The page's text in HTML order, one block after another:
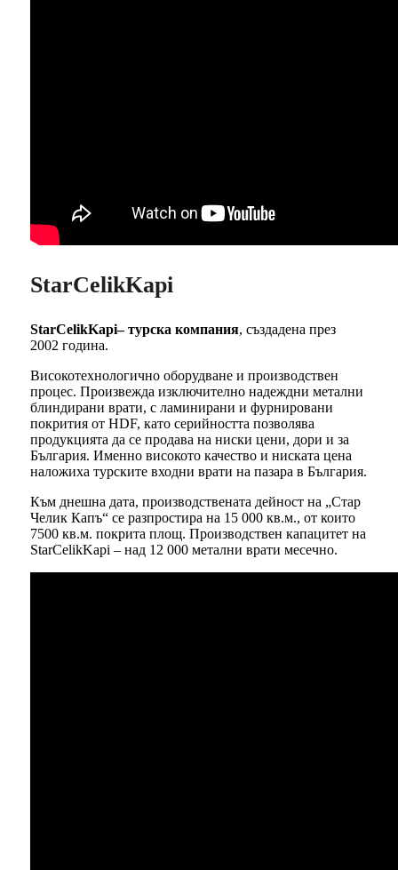
StarCelikKapi
StarCelikKapi– турска компания, създадена през
2002 година.
Високотехнологично оборудване и производствен
процес. Произвежда изключително надеждни метални
блиндирани врати, с ламинирани и фурнировани
покрития от HDF, като серийността позволява
продукцията да се продава на ниски цени, дори и за
България. Именно високото качество и ниската цена
наложиха турските входни врати на пазара в България.
Към днешна дата, производствената дейност на „Стар
Челик Капъ“ се разпростира на 15 000 кв.м., от които
7500 кв.м. покрита площ. Производствен капацитет на
StarCelikKapi – над 12 000 метални врати месечно.